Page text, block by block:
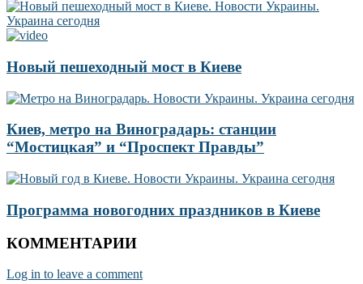
Новый пешеходный мост в Киеве
Киев, метро на Виноградарь: станции
“Мостицкая” и “Проспект Правды”
Программа новогодних праздников в Киеве
КОММЕНТАРИИ
Log in to leave a comment